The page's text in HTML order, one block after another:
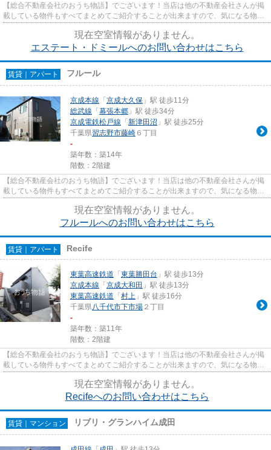
【総合不動産会社のおうち物語】でございます！当店は他の不動産会社さんが掲
載している物件もすべてまとめてご紹介することが出来ますので、気になる物件
現在空室情報がありません。
エステート・ドミールへのお問い合わせはこちら
賃貸｜アパート フルール
京成本線 「 京成大久保 」駅 徒歩11分
総武線 「 幕張本郷 」駅 徒歩34分
京成電鉄松戸線 「 新津田沼 」駅 徒歩25分
千葉県習志野市藤崎 ６丁目
-
築年数：築14年
階数：2階建
【総合不動産会社のおうち物語】でございます！当店は他の不動産会社さんが掲
載している物件もすべてまとめてご紹介することが出来ますので、気になる物件
現在空室情報がありません。
フルールへのお問い合わせはこちら
賃貸｜アパート Recife
東葉高速鉄道 「 東葉勝田台 」駅 徒歩13分
京成本線 「 京成大和田 」駅 徒歩13分
東葉高速鉄道 「 村上 」駅 徒歩16分
千葉県八千代市下市場 ２丁目
-
築年数：築11年
階数：2階建
【総合不動産会社のおうち物語】でございます！当店は他の不動産会社さんが掲
載している物件もすべてまとめてご紹介することが出来ますので、気になる物件
現在空室情報がありません。
Recifeへのお問い合わせはこちら
賃貸｜マンション リブリ・グランハイム成田